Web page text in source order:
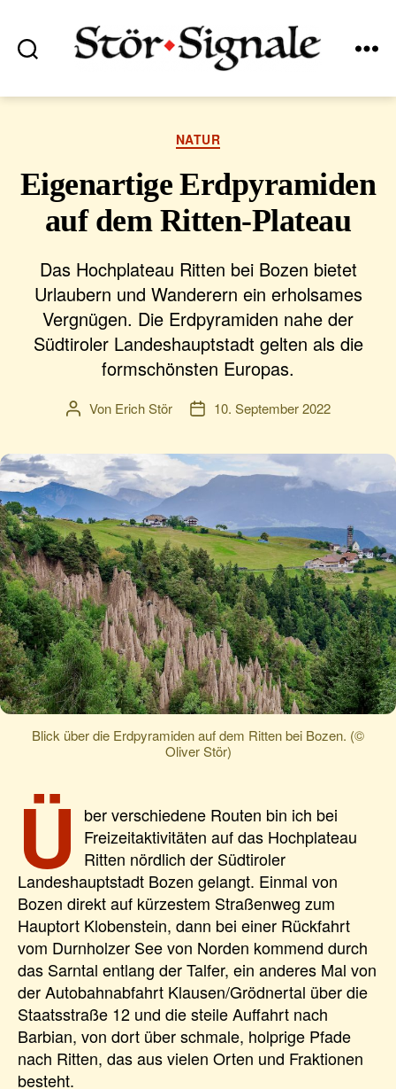
Kategorien
NATUR
Eigenartige Erdpyramiden
auf dem Ritten-Plateau
Das Hochplateau Ritten bei Bozen bietet
Urlaubern und Wanderern ein erholsames
Vergnügen. Die Erdpyramiden nahe der
Südtiroler Landeshauptstadt gelten als die
formschönsten Europas.
Beitragsautor
Von Erich Stör Veröffentlichungsdatum
10. September 2022
Blick über die Erdpyramiden auf dem Ritten bei Bozen. (©
Oliver Stör)
Ü
ber verschiedene Routen bin ich bei
Freizeitaktivitäten auf das Hochplateau
Ritten nördlich der Südtiroler
Landeshauptstadt Bozen gelangt. Einmal von
Bozen direkt auf kürzestem Straßenweg zum
Hauptort Klobenstein, dann bei einer Rückfahrt
vom Durnholzer See von Norden kommend durch
das Sarntal entlang der Talfer, ein anderes Mal von
der Autobahnabfahrt Klausen/Grödnertal über die
Staatsstraße 12 und die steile Auffahrt nach
Barbian, von dort über schmale, holprige Pfade
nach Ritten, das aus vielen Orten und Fraktionen
besteht.